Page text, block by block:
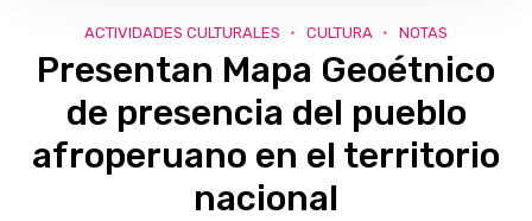
ACTIVIDADES CULTURALES CULTURA NOTAS
Presentan Mapa Geoétnico
de presencia del pueblo
afroperuano en el territorio
nacional